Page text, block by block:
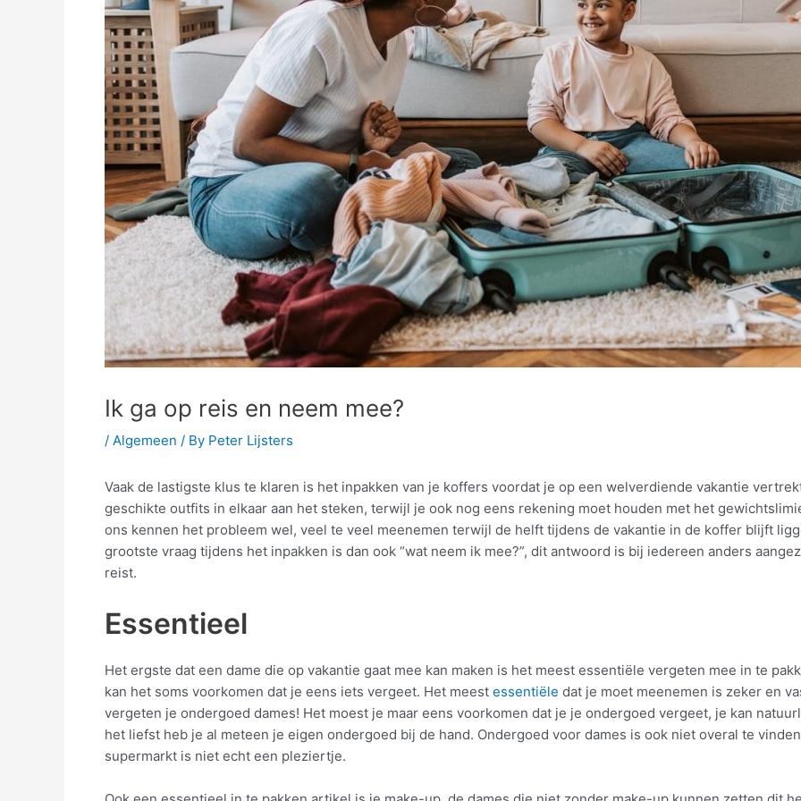
Ik ga op reis en neem mee?
/ Algemeen / By Peter Lijsters
Vaak de lastigste klus te klaren is het inpakken van je koffers voordat je op een welverdiende vakantie
geschikte outfits in elkaar aan het steken, terwijl je ook nog eens rekening moet houden met het
ons kennen het probleem wel, veel te veel meenemen terwijl de helft tijdens de vakantie in de koffer blijft
grootste vraag tijdens het inpakken is dan ook “wat neem ik mee?”, dit antwoord is bij iedereen anders
reist.
Essentieel
Het ergste dat een dame die op vakantie gaat mee kan maken is het meest essentiële vergeten mee in te
kan het soms voorkomen dat je eens iets vergeet. Het meest essentiële dat je moet meenemen is zeker en
vergeten je ondergoed dames! Het moest je maar eens voorkomen dat je je ondergoed vergeet, je kan
het liefst heb je al meteen je eigen ondergoed bij de hand. Ondergoed voor dames is ook niet overal te
supermarkt is niet echt een pleziertje.